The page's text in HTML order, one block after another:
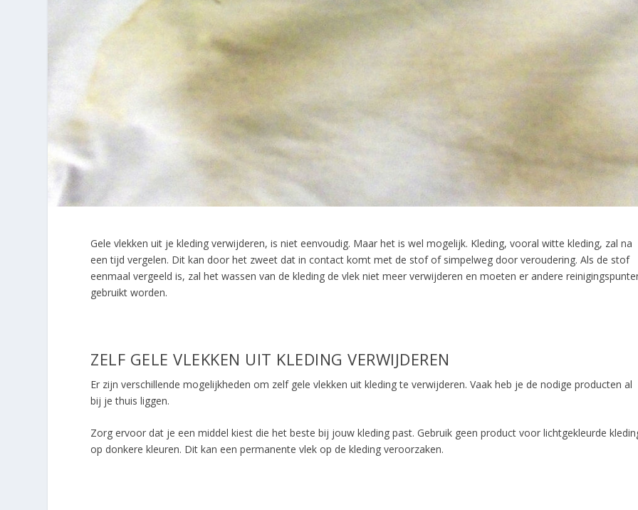
Gele vlekken uit je kleding verwijderen, is niet eenvoudig. Maar het is wel mogelijk. Kleding, vooral witte kleding, zal na
een tijd vergelen. Dit kan door het zweet dat in contact komt met de stof of simpelweg door veroudering. Als de stof
eenmaal vergeeld is, zal het wassen van de kleding de vlek niet meer verwijderen en moeten er andere
gebruikt worden.
ZELF GELE VLEKKEN UIT KLEDING VERWIJDEREN
Er zijn verschillende mogelijkheden om zelf gele vlekken uit kleding te verwijderen. Vaak heb je de nodige producten al
bij je thuis liggen.
Zorg ervoor dat je een middel kiest die het beste bij jouw kleding past. Gebruik geen product voor lichtgekleurde
op donkere kleuren. Dit kan een permanente vlek op de kleding veroorzaken.